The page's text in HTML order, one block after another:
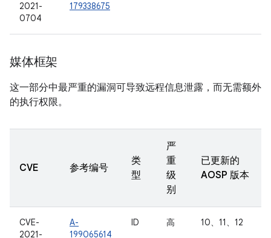
2021-
0704
179338675
媒体框架
这一部分中最严重的漏洞可导致远程信息泄露，而无需额外
的执行权限。
CVE 参考编号
类
型
严
重
级
别
已更新的
AOSP 版本
CVE-
2021-
A-
199065614
ID 高 10、11、12